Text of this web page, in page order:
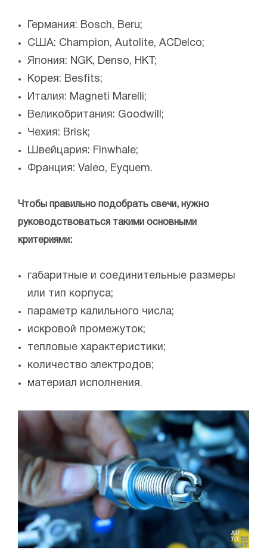
Германия: Bosch, Beru;
США: Champion, Аutolite, ACDelco;
Япония: NGK, Denso, HKT;
Корея: Besfits;
Италия: Magneti Marelli;
Великобритания: Goodwill;
Чехия: Brisk;
Швейцария: Finwhale;
Франция: Valeo, Eyquem.
Чтобы правильно подобрать свечи, нужно
руководствоваться такими основными
критериями:
габаритные и соединительные размеры
или тип корпуса;
параметр калильного числа;
искровой промежуток;
тепловые характеристики;
количество электродов;
материал исполнения.